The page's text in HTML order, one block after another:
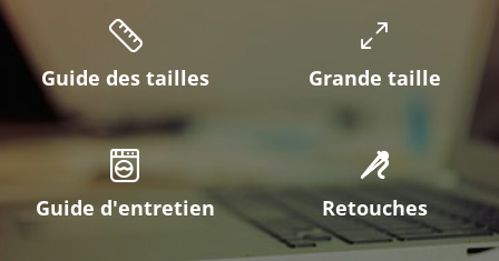
Guide des tailles Grande taille
Guide d'entretien Retouches